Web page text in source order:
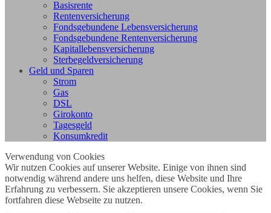
Basisrente
Rentenversicherung
Fondsgebundene Lebensversicherung
Fondsgebundene Rentenversicherung
Kapitallebensversicherung
Sterbegeldversicherung
Geld und Sparen
Strom
Gas
DSL
Girokonto
Tagesgeld
Konsumkredit
Verwendung von Cookies
Wir nutzen Cookies auf unserer Website. Einige von ihnen sind
notwendig während andere uns helfen, diese Website und Ihre
Erfahrung zu verbessern. Sie akzeptieren unsere Cookies, wenn Sie
fortfahren diese Webseite zu nutzen.